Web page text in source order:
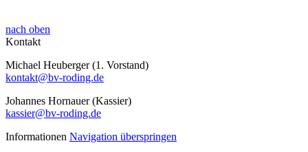
nach oben
Kontakt
Michael Heuberger (1. Vorstand)
kontakt@bv-roding.de
Johannes Hornauer (Kassier)
kassier@bv-roding.de
Informationen Navigation überspringen